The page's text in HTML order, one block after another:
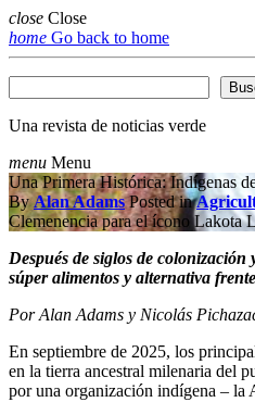
close Close
home Go back to home
Una revista de noticias verde
menu Menu
Una Primera Histórica: Indígenas
ByAlan Adams Posted in
Clemenencia para el ícono Lakota
Después de siglos de
súper alimentos y alternativa
Por Alan Adams y Nicolás
En septiembre de 2025, los
en la tierra ancestral milenaria del
por una organización indígena – la